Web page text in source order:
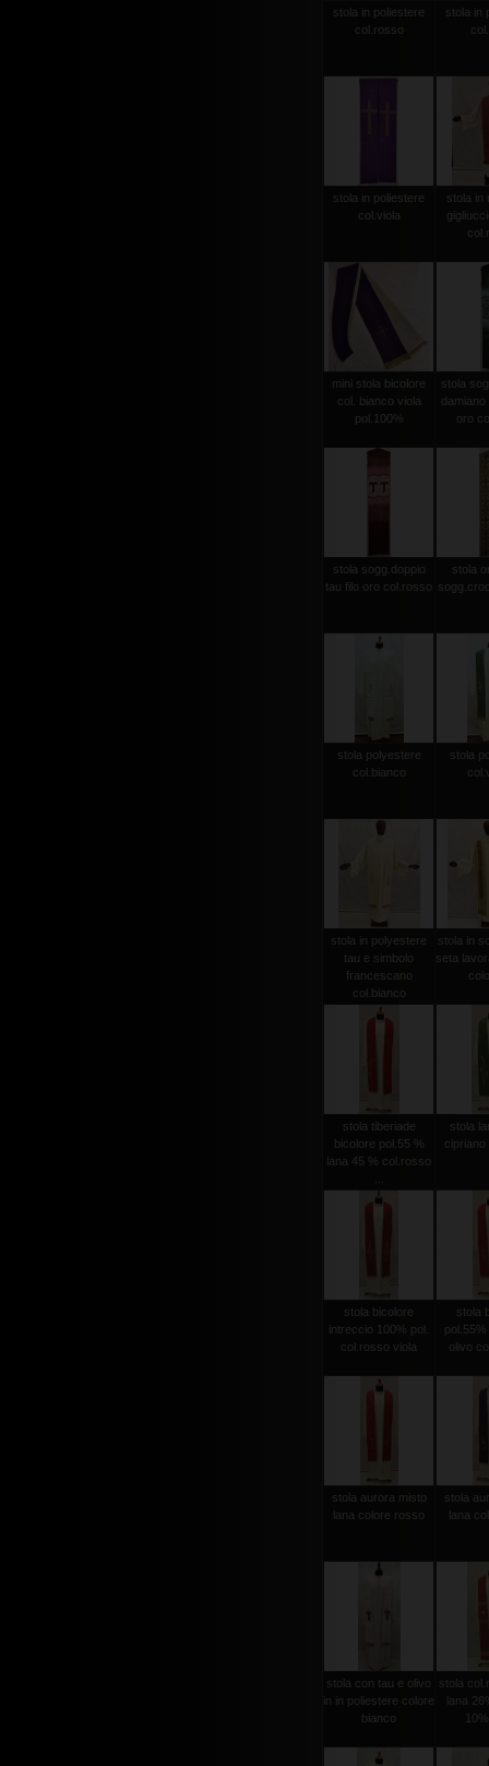
stola in poliestere
col.rosso
stola in
stola in poliestere
col.viola
stola in
mini stola bicolore
col. bianco viola
pol.100%
stola
oro
stola sogg.doppio
tau filo oro col.rosso
stola
stola polyestere
col.bianco
stola
stola in polyestere
tau e simbolo
francescano
col.bianco
stola in
seta
stola tiberiade
bicolore pol.55 %
lana 45 % col.rosso
stola
stola bicolore
intreccio 100% pol.
col.rosso viola
stola
olivo
stola aurora misto
lana colore rosso
stola
lana
stola con tau e olivo
in in poliestere colore
bianco
stola
lana